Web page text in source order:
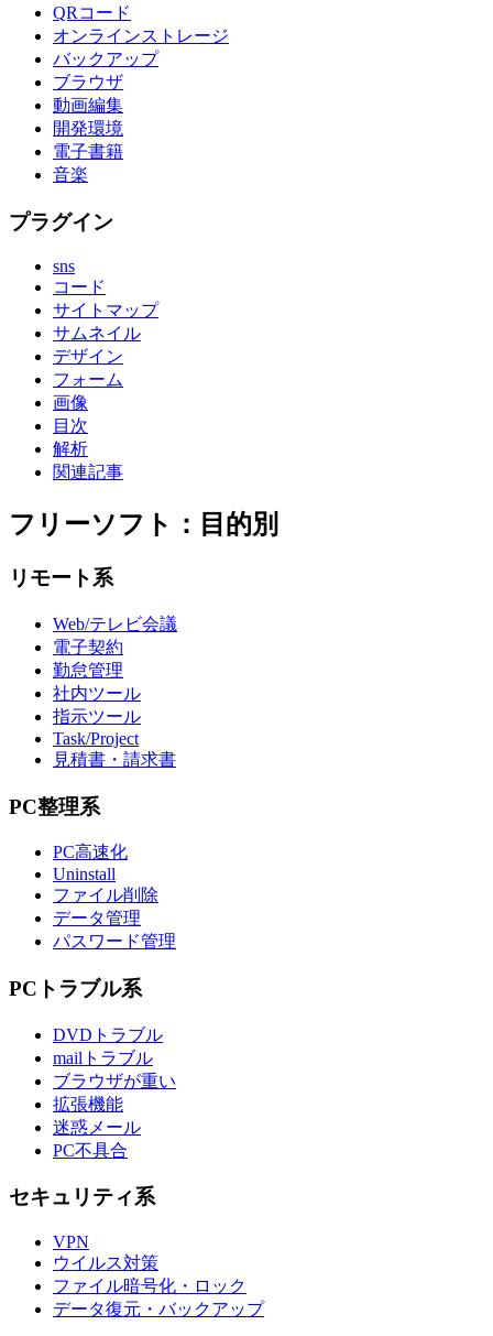
QRコード
オンラインストレージ
バックアップ
ブラウザ
動画編集
開発環境
電子書籍
音楽
プラグイン
sns
コード
サイトマップ
サムネイル
デザイン
フォーム
画像
目次
解析
関連記事
フリーソフト：目的別
リモート系
Web/テレビ会議
電子契約
勤怠管理
社内ツール
指示ツール
Task/Project
見積書・請求書
PC整理系
PC高速化
Uninstall
ファイル削除
データ管理
パスワード管理
PCトラブル系
DVDトラブル
mailトラブル
ブラウザが重い
拡張機能
迷惑メール
PC不具合
セキュリティ系
VPN
ウイルス対策
ファイル暗号化・ロック
データ復元・バックアップ